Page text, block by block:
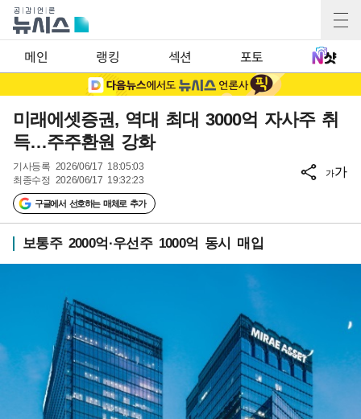
메인 랭킹 섹션 포토
미래에셋증권, 역대 최대 3000억 자사주 취
득…주주환원 강화
기사등록 2026/06/17 18:05:03
최종수정 2026/06/17 19:32:23
구글에서 선호하는 매체로 추가
가가
보통주 2000억·우선주 1000억 동시 매입